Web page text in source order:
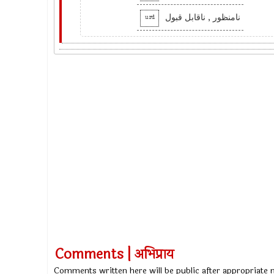
urd نامنظور , ناقابل قبول
Comments | अभिप्राय
Comments written here will be public after appropriate